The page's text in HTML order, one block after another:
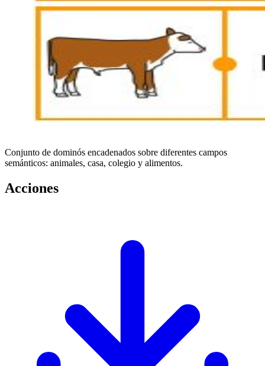
Conjunto de dominós encadenados sobre diferentes campos
semánticos: animales, casa, colegio y alimentos.
Acciones